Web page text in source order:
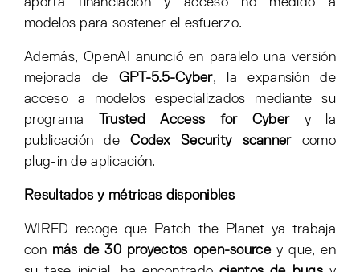
modelos para sostener el esfuerzo.
Además, OpenAI anunció en paralelo una versión
mejorada de GPT-5.5-Cyber, la expansión de
acceso a modelos especializados mediante su
programa
Trusted Access for Cybery la
publicación deCodex Security scannercomo
plug-in de aplicación.
Resultados y métricas disponibles
WIRED recoge que Patch the Planet ya trabaja
con más de 30 proyectos open-sourcey que, en